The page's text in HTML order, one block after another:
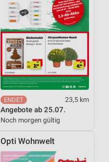
23,5 km
Angebote ab 25.07.
Noch morgen gültig
Opti Wohnwelt